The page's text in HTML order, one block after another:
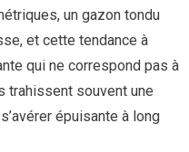
un gazon tondu
et cette tendance à
qui ne correspond pas à
trahissent souvent une
épuisante à long